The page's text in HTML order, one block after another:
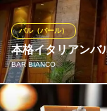
の特別なお料理の味
案。 美酒と佳肴の
を。
いつき
魚料理と創作料理
京阪本線樟葉駅 徒
本格イタリアンバ
BAR BIANCO
バル（バール）
樟葉にニューオープ